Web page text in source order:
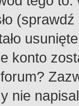
konto
nie